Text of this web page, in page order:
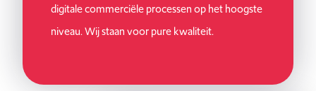
digitale commerciële processen op het hoogste
niveau. Wij staan voor pure kwaliteit.